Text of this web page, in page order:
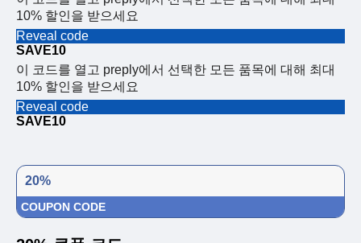
10% 할인을 받으세요
Reveal code
SAVE10
이 코드를 열고 preply에서 선택한 모든 품목에 대해 최대
10% 할인을 받으세요
Reveal code
SAVE10
20%
COUPON CODE